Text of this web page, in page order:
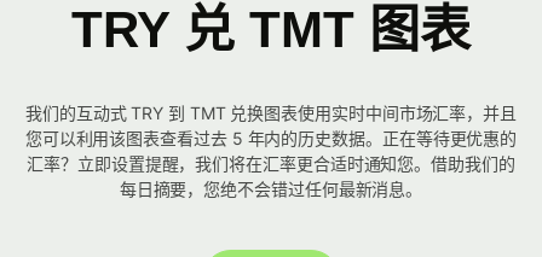
TRY 兑 TMT 图表
我们的互动式 TRY 到 TMT 兑换图表使用实时中间市场汇率，并且
您可以利用该图表查看过去 5 年内的历史数据。正在等待更优惠的
汇率？立即设置提醒，我们将在汇率更合适时通知您。借助我们的
每日摘要，您绝不会错过任何最新消息。